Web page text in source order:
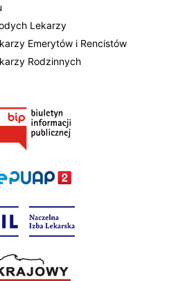
Lekarzy
Emerytów i Rencistów
Rodzinnych